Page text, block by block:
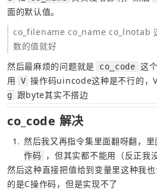
面的默认值。
co_filename co_name co_lnotab
数的值就好
然后最麻烦的问题就是
co_code 这
用
V 操作码uincode这种是不行的，
g
跟byte其实不搭边
co_code 解决
1 然后我又再指令集里面翻呀翻，
作码
，但其实都不能用（反正我
然后这种直接把值给到变量里这种我
的是C操作码，但是实现不了